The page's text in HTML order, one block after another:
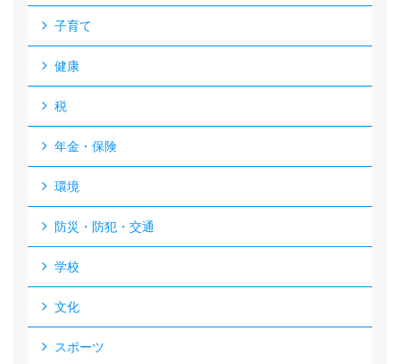
子育て
健康
税
年金・保険
環境
防災・防犯・交通
学校
文化
スポーツ